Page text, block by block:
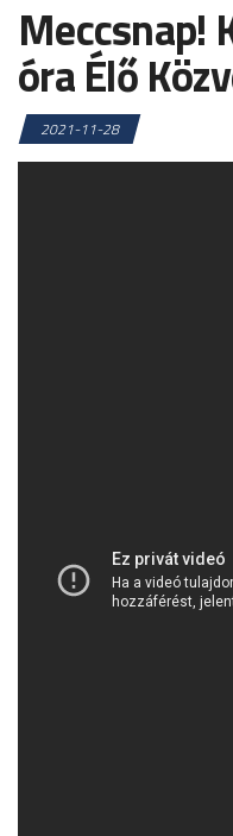
Meccsnap!
óra Élő
2021-11-28